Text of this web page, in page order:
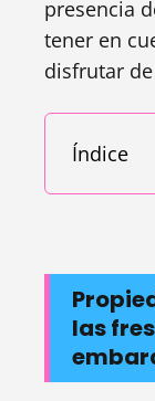
presencia
tener en
disfrutar
Índice
las